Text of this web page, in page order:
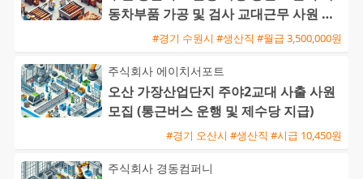
동차부품 가공 및 검사 교대근무 사원 모
#경기 수원시 #생산직 #월급 3,500,000원
주식회사 에이치서포트
오산 가장산업단지 주야2교대 사출 사원
모집 (통근버스 운행 및 제수당 지급)
#경기 오산시 #생산직 #시급 10,450원
주식회사 경동컴퍼니